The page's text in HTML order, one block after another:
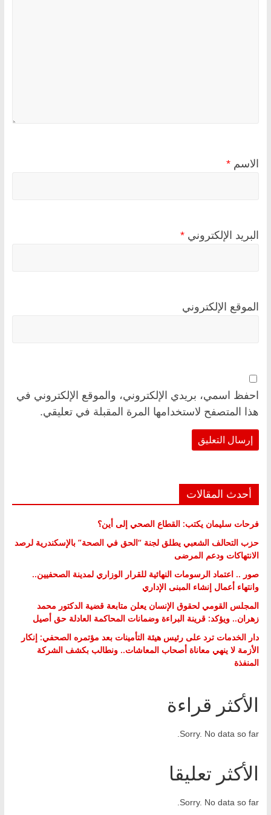
الاسم *
البريد الإلكتروني *
الموقع الإلكتروني
احفظ اسمي، بريدي الإلكتروني، والموقع الإلكتروني في
هذا المتصفح لاستخدامها المرة المقبلة في تعليقي.
أحدث المقالات
فرحات سليمان يكتب: القطاع الصحي إلى أين؟
حزب التحالف الشعبي يطلق لجنة “الحق في الصحة” بالإسكندرية لرصد
الانتهاكات ودعم المرضى
صور .. اعتماد الرسومات النهائية للقرار الوزاري لمدينة الصحفيين..
وانتهاء أعمال إنشاء المبنى الإداري
المجلس القومي لحقوق الإنسان يعلن متابعة قضية الدكتور محمد
زهران.. ويؤكد: قرينة البراءة وضمانات المحاكمة العادلة حق أصيل
دار الخدمات ترد على رئيس هيئة التأمينات بعد مؤتمره الصحفي: إنكار
الأزمة لا ينهي معاناة أصحاب المعاشات.. ونطالب بكشف الشركة
المنفذة
الأكثر قراءة
Sorry. No data so far.
الأكثر تعليقا
Sorry. No data so far.